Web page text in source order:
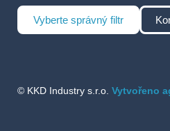
Vyberte správný filtr
© KKD Industry s.r.o. Vytvořeno